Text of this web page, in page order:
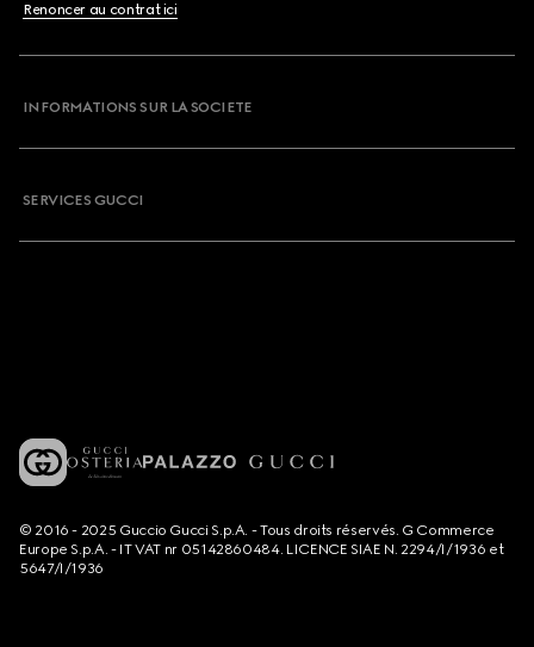
Renoncer au contrat ici
INFORMATIONS SUR LA SOCIETE
SERVICES GUCCI
© 2016 - 2025 Guccio Gucci S.p.A. - Tous droits réservés. G Commerce
Europe S.p.A. - IT VAT nr 05142860484. LICENCE SIAE N. 2294/I/1936 et
5647/I/1936